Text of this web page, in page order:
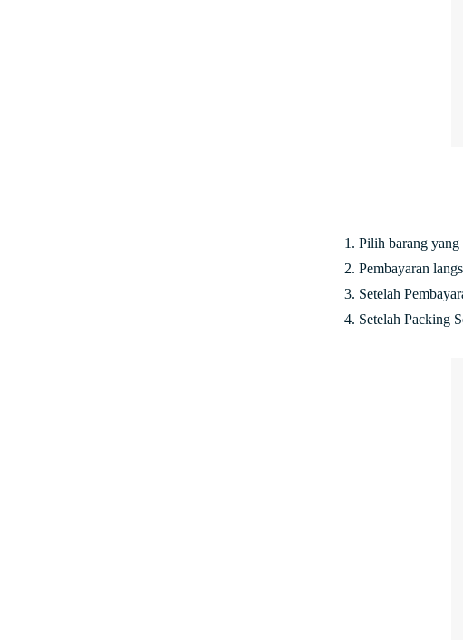
1. Pilih barang
2. Pembayaran
3. Setelah
4. Setelah Packing